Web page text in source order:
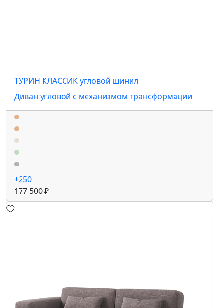
ТУРИН КЛАССИК угловой шинил
Диван угловой с механизмом трансформации
+250
177 500 ₽